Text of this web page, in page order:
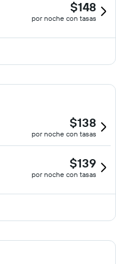
$148
por noche con tasas
$138
por noche con tasas
$139
por noche con tasas